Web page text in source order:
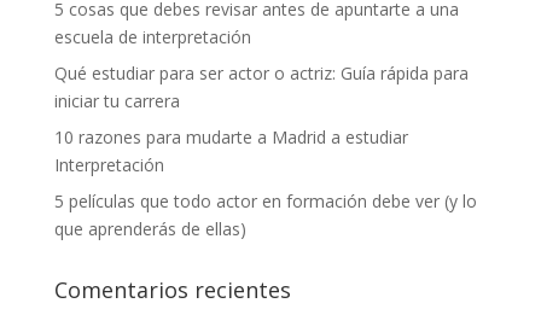
5 cosas que debes revisar antes de apuntarte a una
escuela de interpretación
Qué estudiar para ser actor o actriz: Guía rápida para
iniciar tu carrera
10 razones para mudarte a Madrid a estudiar
Interpretación
5 películas que todo actor en formación debe ver (y lo
que aprenderás de ellas)
Comentarios recientes